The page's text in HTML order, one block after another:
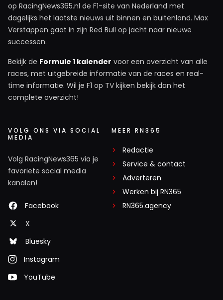
op RacingNews365.nl de F1-site van Nederland met
dagelijks het laatste nieuws uit binnen en buitenland. Max
Verstappen gaat in zijn Red Bull op jacht naar nieuwe
successen.
Bekijk de Formule 1 kalender voor een overzicht van alle
races, met uitgebreide informatie van de races en real-
time informatie. Wil je F1 op TV kijken bekijk dan het
complete overzicht!
VOLG ONS VIA SOCIAL
MEDIA
Volg RacingNews365 via je
favoriete social media
kanalen!
Facebook
X
Bluesky
Instagram
YouTube
MEER RN365
Redactie
Service & contact
Adverteren
Werken bij RN365
RN365.agency